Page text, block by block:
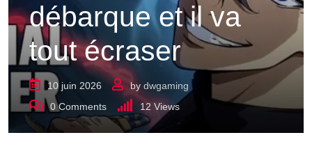
débarque et il va
tout écraser
10 juin 2026 by dwgaming
0Comments 12 Views